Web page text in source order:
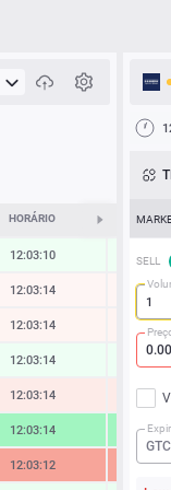
HORÁRIO ALTERAR
12:03:14 0.11 %
12:03:14 -0.03 %
12:03:14 -0.06 %
12:03:14 0.12 %
12:03:14
12:03:14 1.69 %
12:03:12 -2.03 %
SELL
GTC